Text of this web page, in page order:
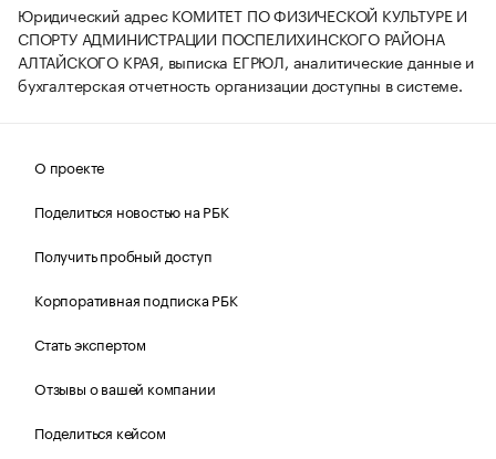
Юридический адрес КОМИТЕТ ПО ФИЗИЧЕСКОЙ КУЛЬТУРЕ И
СПОРТУ АДМИНИСТРАЦИИ ПОСПЕЛИХИНСКОГО РАЙОНА
АЛТАЙСКОГО КРАЯ, выписка ЕГРЮЛ, аналитические данные и
бухгалтерская отчетность организации доступны в системе.
О проекте
Поделиться новостью на РБК
Получить пробный доступ
Корпоративная подписка РБК
Стать экспертом
Отзывы о вашей компании
Поделиться кейсом